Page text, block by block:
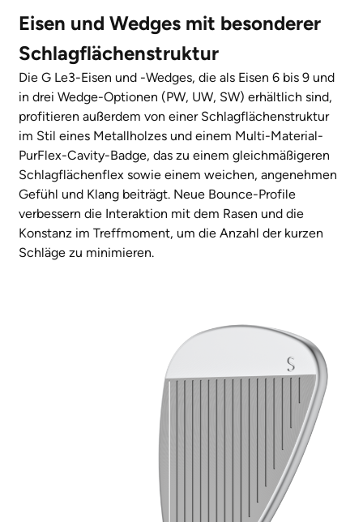
Eisen und Wedges mit besonderer
Schlagflächenstruktur
Die G Le3-Eisen und -Wedges, die als Eisen 6 bis 9 und
in drei Wedge-Optionen (PW, UW, SW) erhältlich sind,
profitieren außerdem von einer Schlagflächenstruktur
im Stil eines Metallholzes und einem Multi-Material-
PurFlex-Cavity-Badge, das zu einem gleichmäßigeren
Schlagflächenflex sowie einem weichen, angenehmen
Gefühl und Klang beiträgt. Neue Bounce-Profile
verbessern die Interaktion mit dem Rasen und die
Konstanz im Treffmoment, um die Anzahl der kurzen
Schläge zu minimieren.